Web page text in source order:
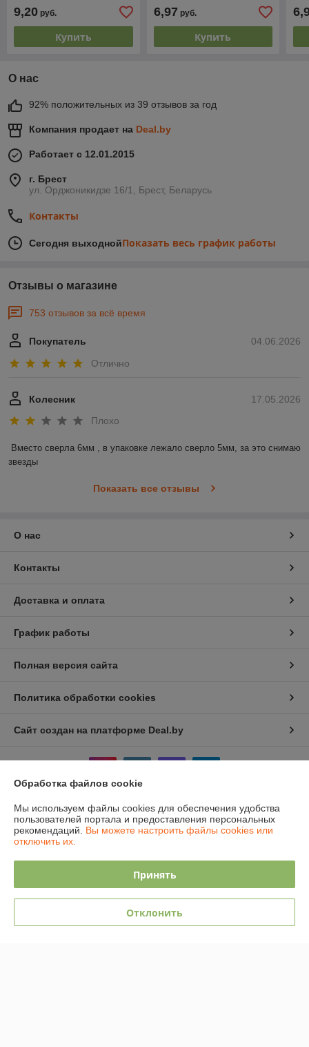
9,20 руб.
Купить
6,97 руб.
Купить
О нас
92% положительных из 39 отзывов за год
Компания продает на Deal.by
Работает с 12.01.2015
г. Брест
ул. Орджоникидзе 16/1, Брест, Беларусь
Контакты
Сегодня выходнойПоказать весь график работы
Отзывы о магазине
753 отзывов за всё время
04.06.2026
Покупатель
Отлично
17.05.2026
Колесник
Плохо
Вместо сверла 6мм , в упаковке лежало сверло 5мм, за это снимаю
звезды
Показать все отзывы
О нас
Контакты
Доставка и оплата
График работы
Полная версия сайта
Политика обработки cookies
Сайт создан на платформе Deal.by
Информация для покупателя
Юридическое лицо:
224028, г. Брест, ул. Орджоникидзе 16/1
Регистрационный номер ЕГР: 291339396
Обработка файлов cookie
Мы используем файлы cookies для обеспечения удобства
пользователей портала и предоставления персональных
рекомендаций. Вы можете настроить файлы cookies или
отключить их.
Принять
Отклонить